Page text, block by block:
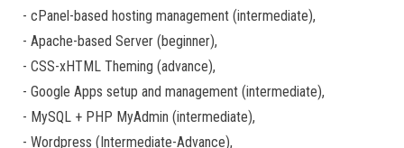
- cPanel-based hosting management (intermediate),
- Apache-based Server (beginner),
- CSS-xHTML Theming (advance),
- Google Apps setup and management (intermediate),
- MySQL + PHP MyAdmin (intermediate),
- Wordpress (Intermediate-Advance),